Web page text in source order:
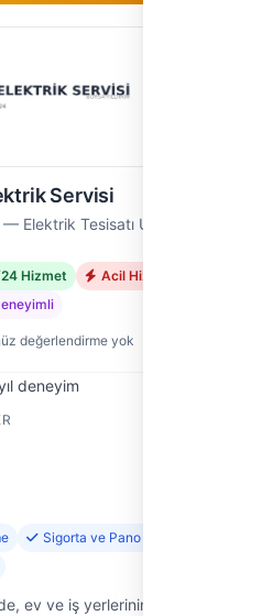
Servisi
Elektrik Tesisatı Ustası
Hizmet
Acil Hizmet
değerlendirme yok
deneyim
Sigorta ve Pano Tamiri
ev ve iş yerlerinin